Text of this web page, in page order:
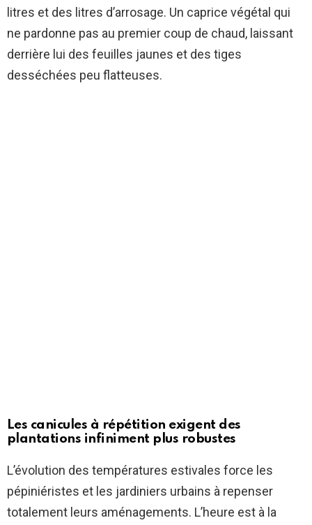
litres et des litres d’arrosage. Un caprice végétal qui
ne pardonne pas au premier coup de chaud, laissant
derrière lui des feuilles jaunes et des tiges
desséchées peu flatteuses.
Les canicules à répétition exigent des
plantations infiniment plus robustes
L’évolution des températures estivales force les
pépiniéristes et les jardiniers urbains à repenser
totalement leurs aménagements. L’heure est à la